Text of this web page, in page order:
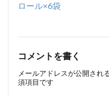
ロール×6袋
コメントを書く
メールアドレスが公開され
須項目です